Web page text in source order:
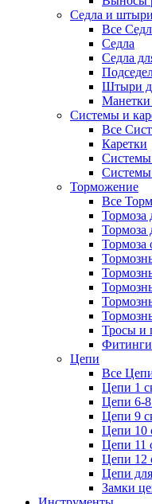
Седла и штыри
Все
Седла
Седла
Штыри
Системы и
Все
Каретки
Торможение
Все
Тормоза
Тормоза
Тормоза
Тросы и
Фитинги
Цепи
Все
Цепи 1
Цепи 6-8
Цепи 9
Цепи 10
Цепи 11
Цепи 12
Цепи
Замки